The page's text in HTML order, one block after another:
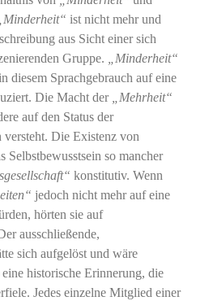
„Minderheit“ ist nicht mehr und
aus Sicht einer sich
Gruppe.
„Minderheit“
diesem Sprachgebrauch auf eine
Die Macht der
„Mehrheit“
auf den Status der
versteht. Die Existenz von
Selbstbewusstsein so mancher
konstitutiv. Wenn
jedoch nicht mehr auf eine
hörten sie auf
ausschließende,
sich aufgelöst und wäre
historische Erinnerung, die
Jedes einzelne Mitglied einer